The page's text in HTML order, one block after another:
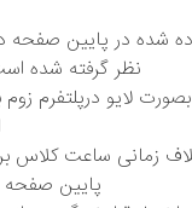
شده در پایین
نظر گرفته شده
لایو درپلتفرم
زمانی ساعت کلاس
پایین صفحه